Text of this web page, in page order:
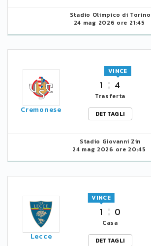
Stadio Olimpico di Torino
24 mag 2026 ore 21:45
Cremonese
1 4
VINCE
Trasferta
DETTAGLI
Stadio Giovanni Zin
24 mag 2026 ore 20:45
Lecce
1
VINCE
0
Casa
DETTAGLI